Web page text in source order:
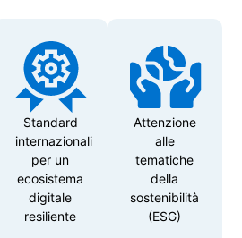
Standard
internazionali
per un
ecosistema
digitale
resiliente
Attenzione
alle
tematiche
della
sostenibilità
(ESG)